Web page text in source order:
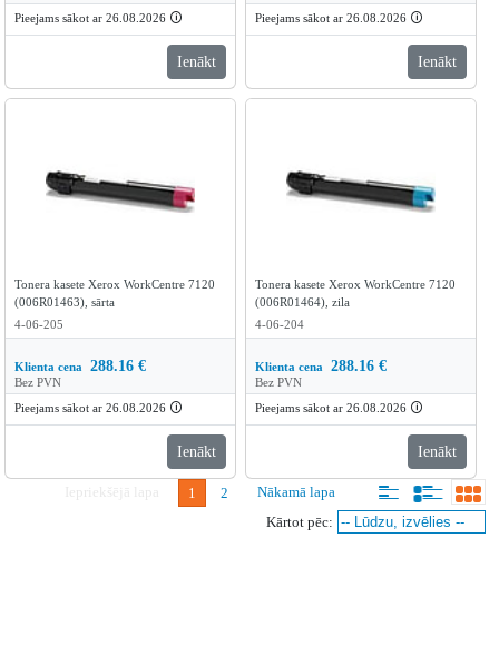
Pieejams sākot ar 26.08.2026 🛈
Ienākt
Pieejams sākot ar 26.08.2026 🛈
Ienākt
Tonera kasete Xerox WorkCentre 7120
(006R01463), sārta
4-06-205
Klienta cena 288.16 €
Bez PVN
Pieejams sākot ar 26.08.2026 🛈
Ienākt
Tonera kasete Xerox WorkCentre 7120
(006R01464), zila
4-06-204
Klienta cena 288.16 €
Bez PVN
Pieejams sākot ar 26.08.2026 🛈
Ienākt
1 2
Nākamā lapa
Kārtot pēc: